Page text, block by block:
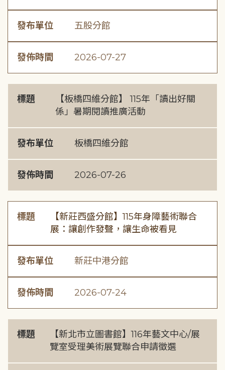
發布單位 五股分館
發佈時間 2026-07-27
標題
【板橋四維分館】 115年「讀出好關
係」暑期閱讀推廣活動
發布單位 板橋四維分館
發佈時間 2026-07-26
標題
【新莊西盛分館】115年身障藝術聯合
展：讓創作發聲，讓生命被看見
發布單位 新莊中港分館
發佈時間 2026-07-24
標題
【新北市立圖書館】116年藝文中心/展
覽室受理美術展覽聯合申請徵選